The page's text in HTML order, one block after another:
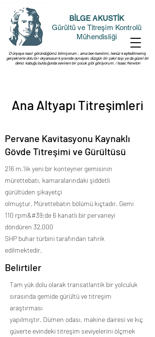
BİLGE AKUSTİK
Gürültü ve Titreşim Kontrolü
Mühendisliği
Dünyaya nasıl göründüğümü bilmiyorum ; ama ben kendimi, henüz keşfedilmemiş
gerçeklerle dolu bir okyanusun kıyısında oynayan, düzgün bir çakıl taşı ya da güzel bir
deniz kabuğu bulduğunda sevinen bir çocuk gibi görüyorum. / Isaac Newton
Ana Altyapı Titreşimleri
Pervane Kavitasyonu Kaynaklı
Gövde Titreşimi ve Gürültüsü
216 m.’lik yeni bir konteyner gemisinin
mürettebatı, kamaralarındaki şiddetli
gürültüden şikayetçi
olmuştur. Mürettebatın bölümü kıçtadır. Gemi
110 rpm&#39;de 6 kanatlı bir pervaneyi
döndüren 32.000
SHP buhar türbini tarafından tahrik
edilmektedir.
Belirtiler
Tam yük dolu olarak transatlantik bir yolculuk
sırasında gemide gürültü ve titreşim
araştırması
yapılmıştır. Dümen odası, makine dairesi ve kıç
güverte evindeki titreşim seviyelerini ölçmek